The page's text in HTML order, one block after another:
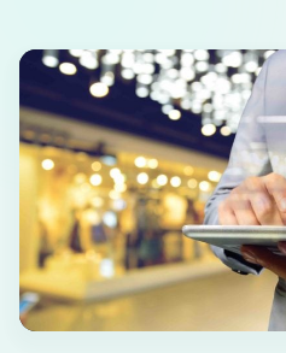
Case Study
Webinar
Company